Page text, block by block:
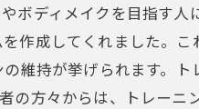
ディメイクを目指す人
作成してくれました。こ
維持が挙げられます。ト
の方々からは、トレーニ